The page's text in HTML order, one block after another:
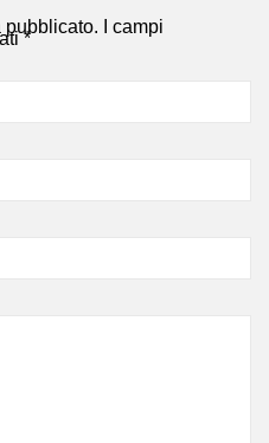
pubblicato. I campi
*